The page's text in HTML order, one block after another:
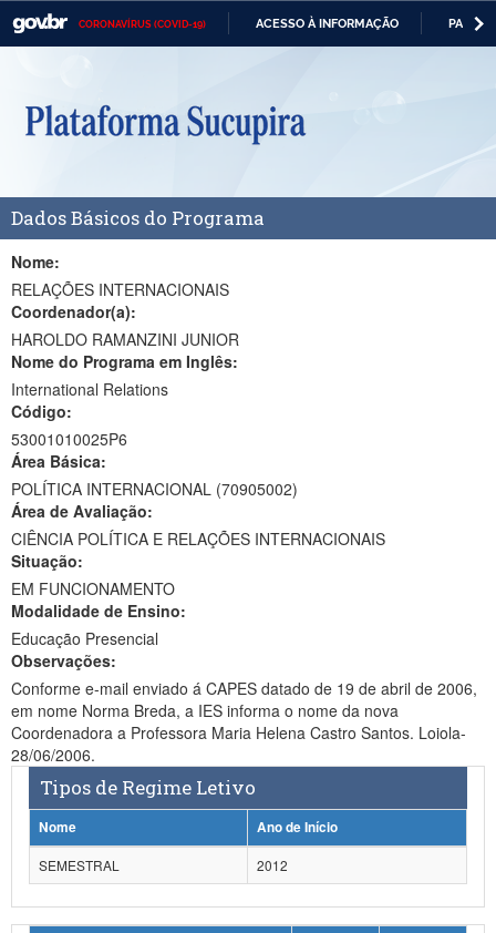
CORONAVÍRUS (COVID-19) ACESSO À INFORMAÇÃO
Casa Civil
Ministério da Defesa
Ministério da Economia
Ministério da Infraestrutura
Ministério da Agricultura, Pecuária e Abastecimento
Ministério da Educação
Ministério da Cidadania
Ministério da Saúde
Ministério de Minas e Energia
Ministério da Ciência, Tecnologia, Inovações e Comunicações
Ministério do Meio Ambiente
Ministério do Turismo
Ministério do Desenvolvimento Regional
Secretaria-Geral
Secretaria de Governo
Advocacia-Geral da União
Dados Básicos do Programa
Nome:
RELAÇÕES INTERNACIONAIS
Coordenador(a):
HAROLDO RAMANZINI JUNIOR
Nome do Programa em Inglês:
International Relations
Código:
53001010025P6
Área Básica:
POLÍTICA INTERNACIONAL (70905002)
Área de Avaliação:
CIÊNCIA POLÍTICA E RELAÇÕES INTERNACIONAIS
Situação:
EM FUNCIONAMENTO
Modalidade de Ensino:
Educação Presencial
Observações:
Conforme e-mail enviado á CAPES datado de 19 de abril de 2006,
em nome Norma Breda, a IES informa o nome da nova
Coordenadora a Professora Maria Helena Castro Santos. Loiola-
28/06/2006.
Tipos de Regime Letivo
Nome
Ano de Início
SEMESTRAL
2012